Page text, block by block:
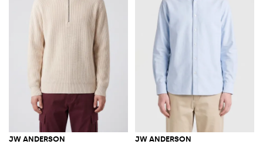
JW ANDERSON JW ANDERSON